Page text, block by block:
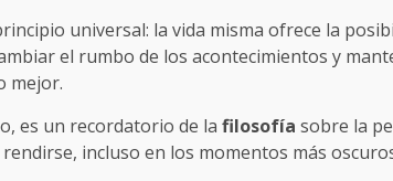
universal: la vida misma ofrece la
el rumbo de los acontecimientos y
mejor.
es un recordatorio de la filosofía sobre la
incluso en los momentos más